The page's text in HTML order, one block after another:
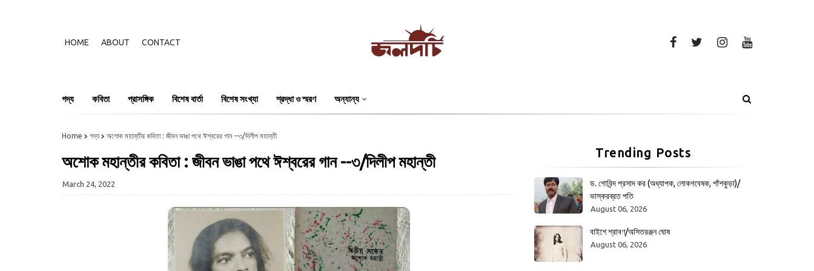
HOME ABOUT CONTACT
গদ্য কবিতা প্রাসঙ্গিক বিশেষ বার্তা বিশেষ সংখ্যা শ্রদ্ধা ও স্মরণ অন্যান্য
Home গদ্য অশোক মহান্তীর কবিতা : জীবন ভাঙা পথে ঈশ্বরের গান --৩/দিলীপ মহান্তী
অশোক মহান্তীর কবিতা : জীবন ভাঙা পথে ঈশ্বরের গান --৩/দিলীপ মহান্তী
March 24, 2022
Trending Posts
ড. গোবিন্দ প্রসাদ কর (অধ্যাপক, লোকগবেষক, পাঁশকুড়া)/
ভাস্করব্রত পতি
August 06, 2026
বাইশে শ্রাবণ/অসিতরঞ্জন ঘোষ
August 06, 2026